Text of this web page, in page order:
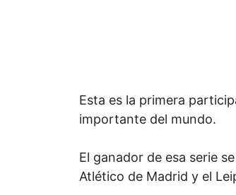
Esta es la primera
importante del mundo.
El ganador de esa serie
Atlético de Madrid y el